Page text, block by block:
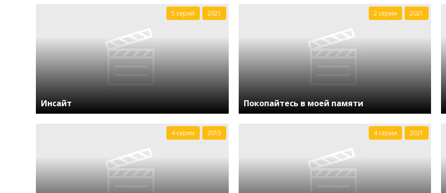
Инсайт
5 серий 2021
Покопайтесь в моей памяти
2 серии 2021
4 серии 2015 4 серии 2021